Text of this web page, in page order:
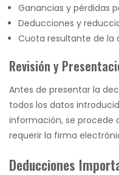
Ganancias y pérdidas
Deducciones y
Cuota resultante de la
Revisión y
Antes de presentar la
todos los datos
información, se procede
requerir la firma
Deducciones